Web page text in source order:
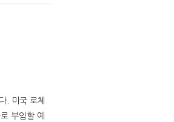
. 미국 로체
부임할 예